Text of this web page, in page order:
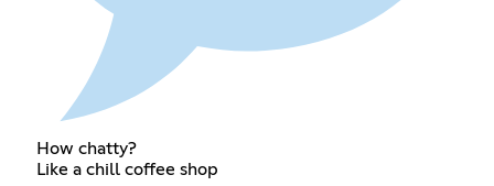
How chatty?
Like a chill coffee shop